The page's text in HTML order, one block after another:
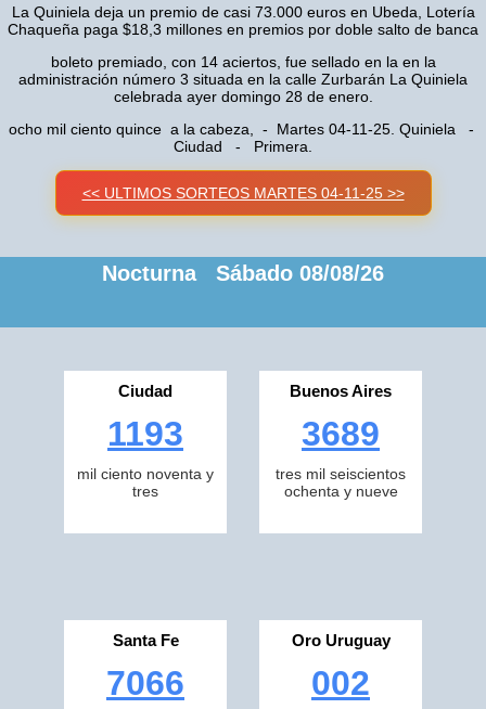
La Quiniela deja un premio de casi 73.000 euros en Ubeda, Lotería
Chaqueña paga $18,3 millones en premios por doble salto de banca
boleto premiado, con 14 aciertos, fue sellado en la en la
administración número 3 situada en la calle Zurbarán La Quiniela
celebrada ayer domingo 28 de enero.
ocho mil ciento quince a la cabeza, - Martes 04-11-25. Quiniela -
Ciudad - Primera.
<< ULTIMOS SORTEOS MARTES 04-11-25 >>
Nocturna Sábado 08/08/26
Ciudad
1193
mil ciento noventa y
tres
Buenos Aires
3689
tres mil seiscientos
ochenta y nueve
Santa Fe
7066
Oro Uruguay
002